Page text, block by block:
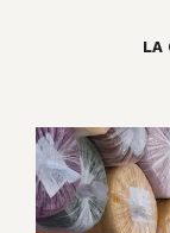
LA